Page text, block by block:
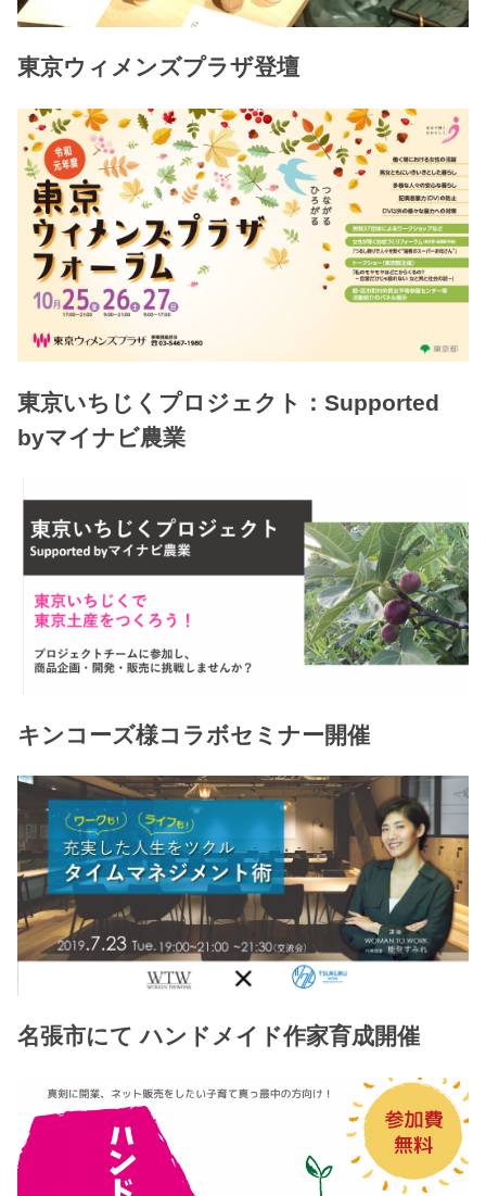
東京ウィメンズプラザ登壇
東京いちじくプロジェクト：Supported
byマイナビ農業
キンコーズ様コラボセミナー開催
名張市にて ハンドメイド作家育成開催